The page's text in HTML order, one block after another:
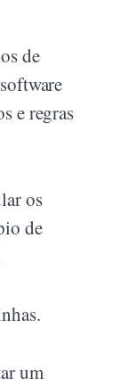
de
e regras
os
de
um